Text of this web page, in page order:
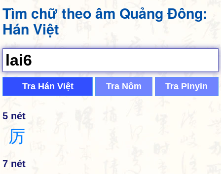
Tìm chữ theo âm Quảng Đông:
Hán Việt
Tra Hán Việt Tra Nôm Tra Pinyin
5 nét
厉
7 nét